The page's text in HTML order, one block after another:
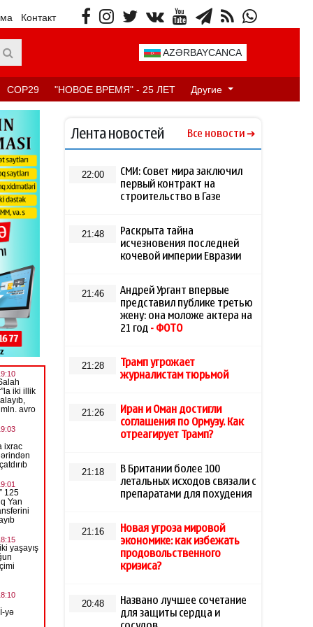
Контакт
AZƏRBAYCANCA
COP29 "НОВОЕ ВРЕМЯ" - 25 ЛЕТ Другие
Лента новостей Все новости
22:00
СМИ: Совет мира заключил
первый контракт на
строительство в Газе
21:48
Раскрыта тайна
исчезновения последней
кочевой империи Евразии
21:46
Андрей Ургант впервые
представил публике третью
жену: она моложе актера на
21 год - ФОТО
21:28
Трамп угрожает
журналистам тюрьмой
21:26
Иран и Оман достигли
соглашения по Ормузу. Как
отреагирует Трамп?
21:18
В Британии более 100
летальных исходов связали с
препаратами для похудения
21:16
Новая угроза мировой
экономике: как избежать
продовольственного
кризиса?
20:48
Названо лучшее сочетание
для защиты сердца и